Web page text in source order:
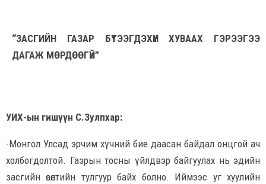
“ЗАСГИЙН ГАЗАР БҮТЭЭГДЭХҮҮН ХУВААХ ГЭРЭЭГЭЭ
ДАГАЖ МӨРДӨӨГҮЙ”
УИХ-ын гишүүн С.Зулпхар:
-Монгол Улсад эрчим хүчний бие даасан байдал онцгой ач
холбогдолтой. Газрын тосны үйлдвэр байгуулах нь эдийн
засгийн өсөлтийн тулгуур байх болно. Иймээс уг хуулийн